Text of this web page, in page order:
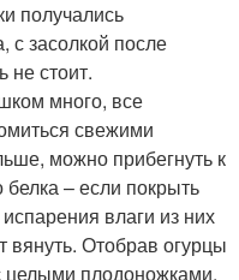
получались
с засолкой после
не стоит.
много, все
свежими
можно прибегнуть к
– если покрыть
влаги из них
вянуть. Отобрав огурцы
целыми плодоножками,